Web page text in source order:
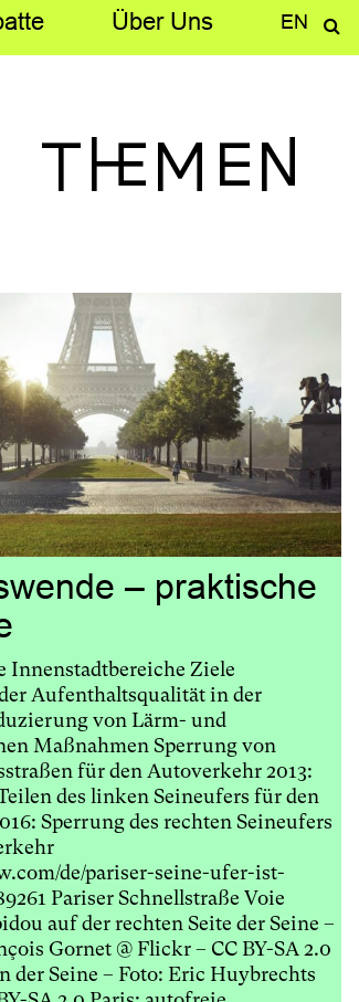
Über­ Uns EN
Themen
– praktische
Innenstadtbereiche Ziele
Aufenthaltsqualität in der
von Lärm- und
Maßnahmen Sperrung von
für den Autoverkehr 2013:
des linken Seineufers für den
Sperrung des rechten Seineufers
de/pariser-seine-ufer-ist-
Pariser Schnellstraße Voie
auf der rechten Seite der Seine –
Gornet @ Flickr – CC BY-SA 2.0
der Seine – Foto: Eric Huybrechts